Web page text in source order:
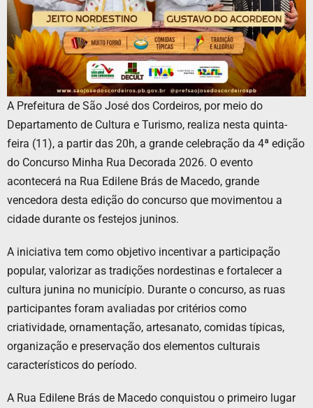
A Prefeitura de São José dos Cordeiros, por meio do
Departamento de Cultura e Turismo, realiza nesta quinta-
feira (11), a partir das 20h, a grande celebração da 4ª edição
do Concurso Minha Rua Decorada 2026. O evento
acontecerá na Rua Edilene Brás de Macedo, grande
vencedora desta edição do concurso que movimentou a
cidade durante os festejos juninos.
A iniciativa tem como objetivo incentivar a participação
popular, valorizar as tradições nordestinas e fortalecer a
cultura junina no município. Durante o concurso, as ruas
participantes foram avaliadas por critérios como
criatividade, ornamentação, artesanato, comidas típicas,
organização e preservação dos elementos culturais
característicos do período.
A Rua Edilene Brás de Macedo conquistou o primeiro lugar